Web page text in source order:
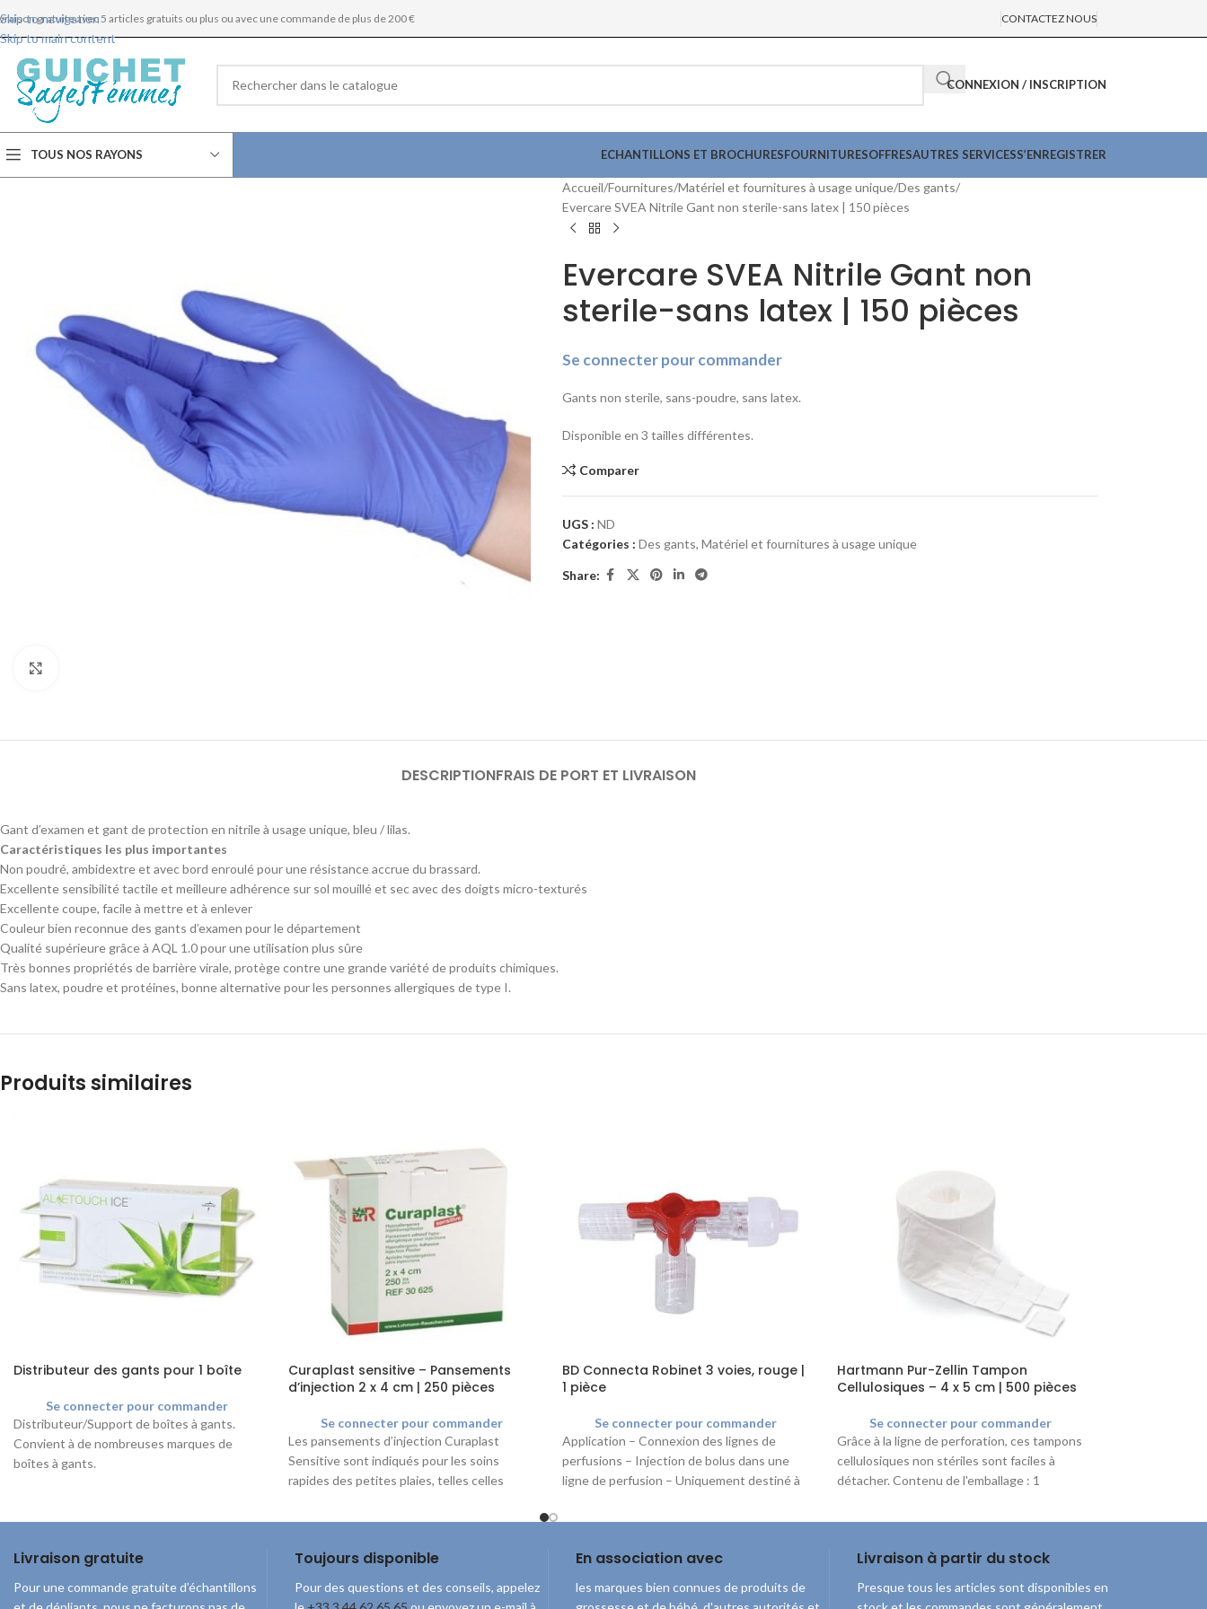
Skip to navigation
Skip to main content
gratuite avec 5 articles gratuits ou plus ou avec une commande de plus de 200 € CONTACTEZ NOUS
CONNEXION / INSCRIPTION
TOUS NOS RAYONS ECHANTILLONS ET BROCHURESFOURNITURESOFFRESAUTRES SERVICESS’ENREGISTRER
Accueil Fournitures Matériel et fournitures à usage unique Des gants
Evercare SVEA Nitrile Gant non sterile-sans latex | 150 pièces
Evercare SVEA Nitrile Gant non
sterile-sans latex | 150 pièces
Se connecter pour commander
Gants non sterile, sans-poudre, sans latex.
Disponible en 3 tailles différentes.
Comparer
UGS : ND
Catégories : Des gants, Matériel et fournitures à usage unique
Share:
DESCRIPTIONFRAIS DE PORT ET LIVRAISON
Gant d’examen et gant de protection en nitrile à usage unique, bleu / lilas.
Caractéristiques les plus importantes
Non poudré, ambidextre et avec bord enroulé pour une résistance accrue du brassard.
Excellente sensibilité tactile et meilleure adhérence sur sol mouillé et sec avec des doigts micro-texturés
Excellente coupe, facile à mettre et à enlever
Couleur bien reconnue des gants d’examen pour le département
Qualité supérieure grâce à AQL 1.0 pour une utilisation plus sûre
Très bonnes propriétés de barrière virale, protège contre une grande variété de produits chimiques.
Sans latex, poudre et protéines, bonne alternative pour les personnes allergiques de type I.
Produits similaires
Distributeur des gants pour 1 boîte
Se connecter pour commander
Distributeur/Support de boîtes à gants.
Convient à de nombreuses marques de
boîtes à gants.
Profondeur : 9,5 cm
Curaplast sensitive – Pansements
d’injection 2 x 4 cm | 250 pièces
Se connecter pour commander
Les pansements d’injection Curaplast
Sensitive sont indiqués pour les soins
rapides des petites plaies, telles celles
sang. La couche du filet autour de la plaie
sur la plaie et ainsi rend les changements de
pansement indolore.
BD Connecta Robinet 3 voies, rouge |
1 pièce
Se connecter pour commander
Application – Connexion des lignes de
perfusions – Injection de bolus dans une
ligne de perfusion – Uniquement destiné à
Hartmann Pur-Zellin Tampon
Cellulosiques – 4 x 5 cm | 500 pièces
Se connecter pour commander
Grâce à la ligne de perforation, ces tampons
cellulosiques non stériles sont faciles à
détacher. Contenu de l'emballage : 1
Livraison gratuite
Pour une commande gratuite d’échantillons
Toujours disponible
Pour des questions et des conseils, appelez
En association avec
les marques bien connues de produits de
Livraison à partir du stock
Presque tous les articles sont disponibles en